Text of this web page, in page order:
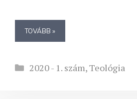
TOVÁBB »
Kategória
2020 - 1. szám,Teológia